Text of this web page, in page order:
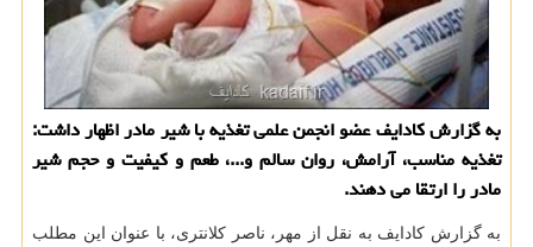
به گزارش کادایف عضو انجمن علمی تغذیه با شیر مادر اظهار داشت:
تغذیه مناسب، آرامش، روان سالم و...، طعم و کیفیت و حجم شیر
مادر را ارتقا می دهند.
به گزارش کادایف به نقل از مهر، ناصر کلانتری، با عنوان این مطلب